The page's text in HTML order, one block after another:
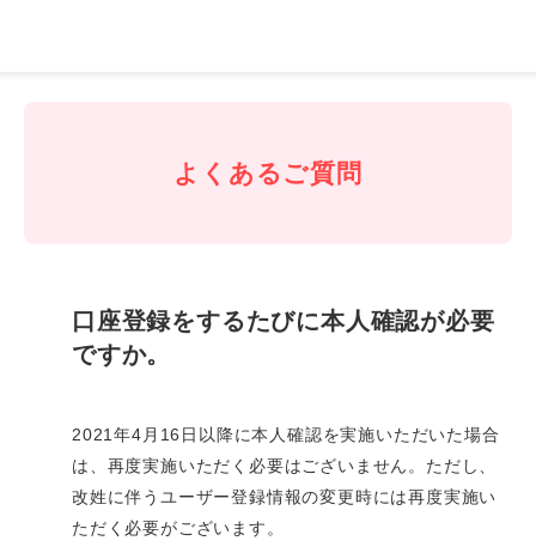
よくあるご質問
口座登録をするたびに本人確認が必要
ですか。
2021年4月16日以降に本人確認を実施いただいた場合
は、再度実施いただく必要はございません。ただし、
改姓に伴うユーザー登録情報の変更時には再度実施い
ただく必要がございます。